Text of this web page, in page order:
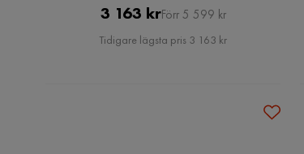
Pris
3 163 krOriginal
Pris
Förr 5 599 kr
Tidigare lägsta pris 3 163 kr